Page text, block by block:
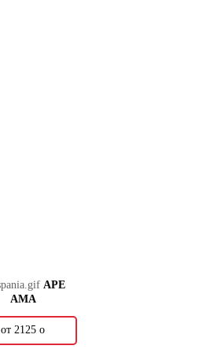
APE
AMA
от 2125 о